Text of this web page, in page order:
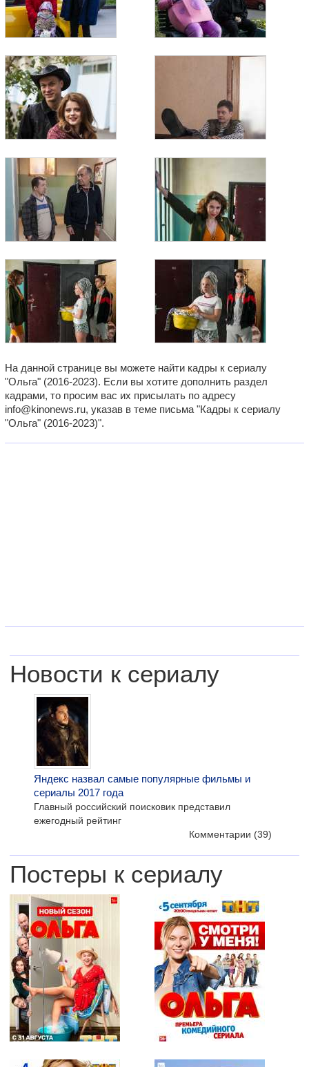
На данной странице вы можете найти кадры к сериалу
"Ольга" (2016-2023). Если вы хотите дополнить раздел
кадрами, то просим вас их присылать по адресу
info@kinonews.ru, указав в теме письма "Кадры к сериалу
"Ольга" (2016-2023)".
Новости к сериалу
Яндекс назвал самые популярные фильмы и
сериалы 2017 года
Главный российский поисковик представил
ежегодный рейтинг
Комментарии (39)
Постеры к сериалу